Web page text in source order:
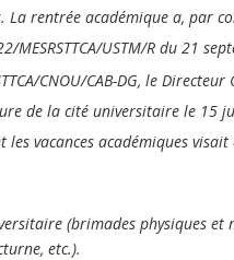
rentrée académique a, par
USTM/R du 21
CNOU/CAB-DG, le Directeur
de la cité universitaire le 15
vacances académiques
(brimades physiques et
etc.).